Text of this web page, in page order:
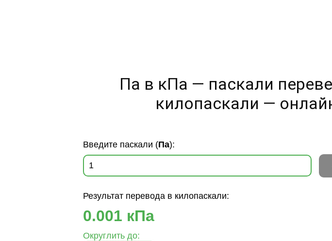
Па в кПа — паскали
килопаскали —
Введите паскали (Па):
Результат перевода в килопаскали:
0.001 кПа
Округлить до: